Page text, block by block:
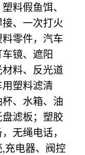
塑料假鱼饵、
、一次打火
零件，汽车
镜、遮阳
料、反光道
用塑料滤清
、水箱、油
滤板；塑胶
无绳电话，
充电器、阀控